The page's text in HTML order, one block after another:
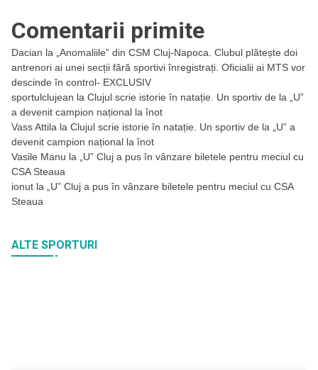
Comentarii primite
Dacian la
„Anomaliile” din CSM Cluj-Napoca. Clubul plătește doi
antrenori ai unei secții fără sportivi înregistrați. Oficialii ai MTS vor
descinde în control- EXCLUSIV
sportulclujean la Clujul scrie istorie în natație. Un sportiv de la „U”
a devenit campion național la înot
Vass Attila la Clujul scrie istorie în natație. Un sportiv de la „U” a
devenit campion național la înot
Vasile Manu la
„U” Cluj a pus în vânzare biletele pentru meciul cu
CSA Steaua
ionut la
„U” Cluj a pus în vânzare biletele pentru meciul cu CSA
Steaua
ALTE SPORTURI